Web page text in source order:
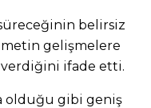
belirsiz
gelişmelere
verdiğini ifade etti.
olduğu gibi geniş